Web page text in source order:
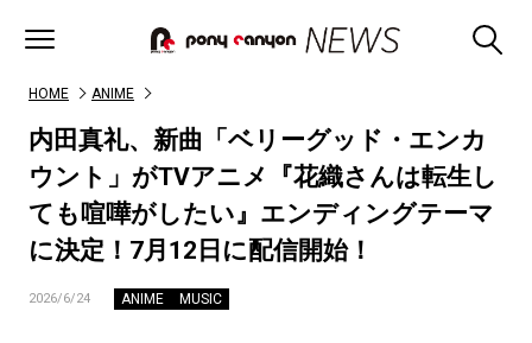
HOME ANIME
内田真礼、新曲「ベリーグッド・エンカ
ウント」がTVアニメ『花織さんは転生し
ても喧嘩がしたい』エンディングテーマ
に決定！7月12日に配信開始！
2026/6/24 ANIME MUSIC